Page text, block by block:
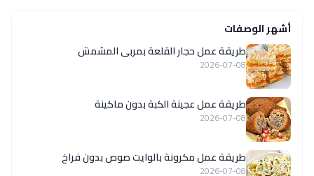
أشهر الوصفات
طريقة عمل حجار القلعة بمربى المشمش
2026-07-08
طريقة عمل عجينة الكبة بدون ماكينة
2026-07-08
طريقة عمل مكرونة بالوايت صوص بدون فراخ
2026-07-08